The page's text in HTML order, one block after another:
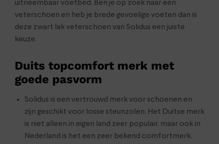
uitneembaar voetbed. Ben je op zoek naar een
veterschoen en heb je brede gevoelige voeten dan is
deze zwart lak veterschoen van Solidus een juiste
keuze.
Duits topcomfort merk met
goede pasvorm
Solidus is een vertrouwd merk voor schoenen en
zijn geschikt voor losse steunzolen. Het Duitse merk
is niet alleen in eigen land zeer populair, maar ook in
Nederland is het een zeer bekend comfortmerk.